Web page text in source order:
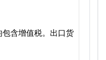
含增值税。出口货